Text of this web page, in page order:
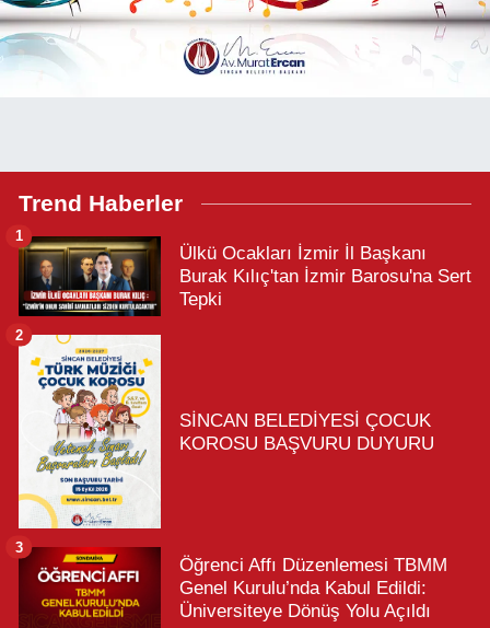
Trend Haberler
Ülkü Ocakları İzmir İl Başkanı
Burak Kılıç'tan İzmir Barosu'na Sert
Tepki
1
SİNCAN BELEDİYESİ ÇOCUK
KOROSU BAŞVURU DUYURU
2
Öğrenci Affı Düzenlemesi TBMM
Genel Kurulu’nda Kabul Edildi:
Üniversiteye Dönüş Yolu Açıldı
3